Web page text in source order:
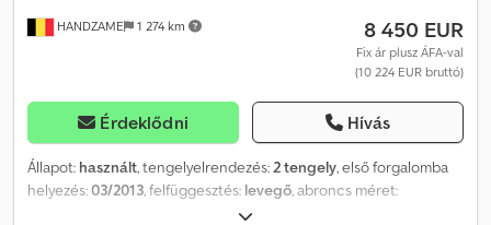
HANDZAME 1 274 km 8 450 EUR
Fix ár plusz ÁFA-val
(10 224 EUR bruttó)
Érdeklődni Hívás
Állapot: használt, tengelyelrendezés:2 tengely, első forgalomba
helyezés:03/2013, felfüggesztés: levegő, abroncs méret:
1 320 mm